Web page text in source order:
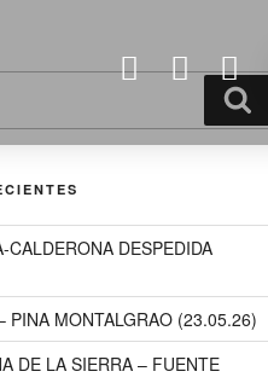
CALDERONA DESPEDIDA
PINA MONTALGRAO (23.05.26)
DE LA SIERRA – FUENTE